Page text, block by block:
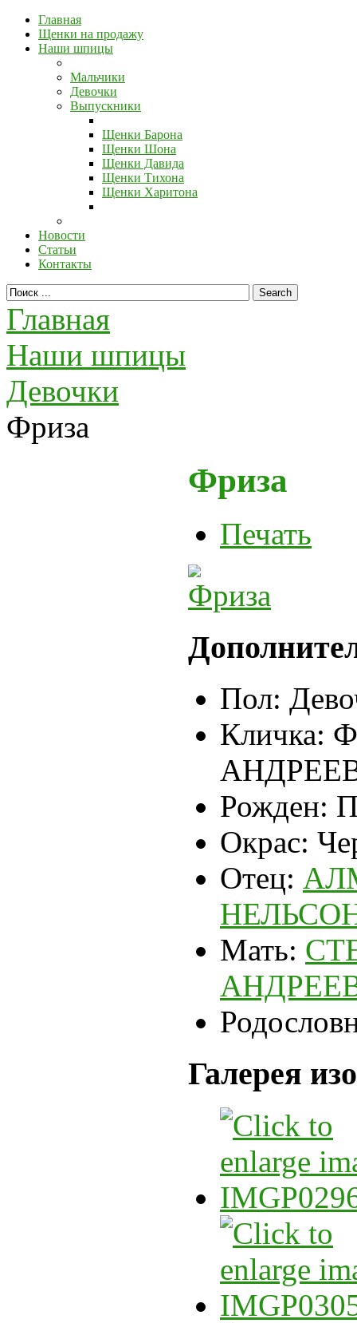
Главная
Щенки на продажу
Наши шпицы
Мальчики
Девочки
Выпускники
Щенки Барона
Щенки Шона
Щенки Давида
Щенки Тихона
Щенки Харитона
Новости
Статьи
Контакты
Главная
Наши шпицы
Девочки
Фриза
Фриза
Печать
Пол:
Кличка:
Рожден:
Окрас:
Отец:
Мать:
Галерея